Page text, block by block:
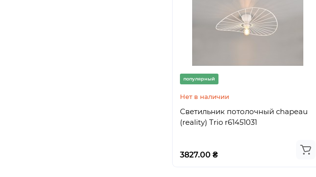
популярный
Нет в наличии
Светильник потолочный chapeau
(reality) Trio r61451031
3827.00 ₴